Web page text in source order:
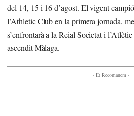
del 14, 15 i 16 d’agost. El vigent
l’Athletic Club en la primera jornada,
s’enfrontarà a la Reial Societat i
ascendit Màlaga.
- Et Recomanem -